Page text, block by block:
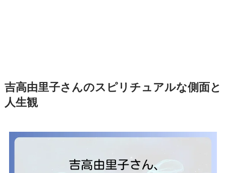
吉高由里子さんのスピリチュアルな側面と
人生観